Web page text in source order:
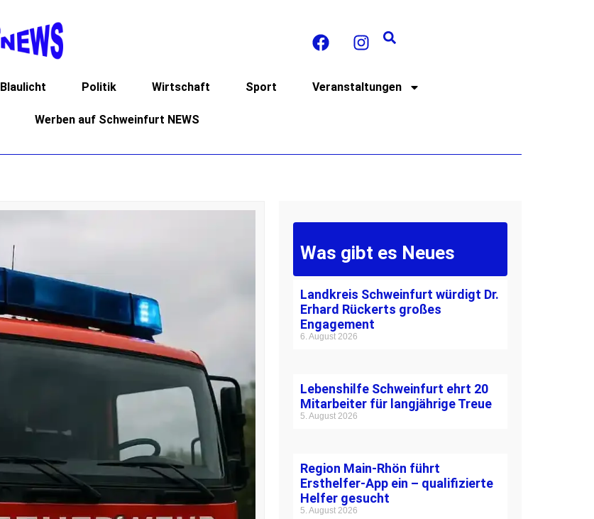
Blaulicht Politik Wirtschaft Sport Veranstaltungen
Werben auf Schweinfurt NEWS
Was gibt es Neues
Landkreis Schweinfurt würdigt Dr.
Erhard Rückerts großes
Engagement
6. August 2026
Lebenshilfe Schweinfurt ehrt 20
Mitarbeiter für langjährige Treue
5. August 2026
Region Main-Rhön führt
Ersthelfer-App ein – qualifizierte
Helfer gesucht
5. August 2026